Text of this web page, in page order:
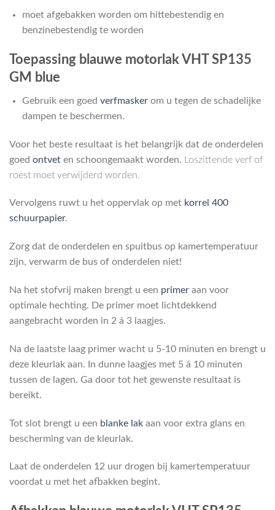
moet afgebakken worden om hittebestendig en
benzinebestendig te worden
Toepassing blauwe motorlak VHT SP135
GM blue
Gebruik een goed verfmaskerom u tegen de schadelijke
dampen te beschermen.
Voor het beste resultaat is het belangrijk dat de onderdelen
goed ontvet en schoongemaakt worden. Loszittende verf of
roest moet verwijderd worden.
Vervolgens ruwt u het oppervlak op met korrel 400
schuurpapier.
Zorg dat de onderdelen en spuitbus op kamertemperatuur
zijn, verwarm de bus of onderdelen niet!
Na het stofvrij maken brengt u een primer aan voor
optimale hechting. De primer moet lichtdekkend
aangebracht worden in 2 á 3 laagjes.
Na de laatste laag primer wacht u 5-10 minuten en brengt u
deze kleurlak aan. In dunne laagjes met 5 á 10 minuten
tussen de lagen. Ga door tot het gewenste resultaat is
bereikt.
Tot slot brengt u een blanke lak aan voor extra glans en
bescherming van de kleurlak.
Laat de onderdelen 12 uur drogen bij kamertemperatuur
voordat u met het afbakken begint.